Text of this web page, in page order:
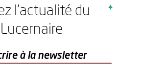
l'actualité du
Lucernaire
à la newsletter